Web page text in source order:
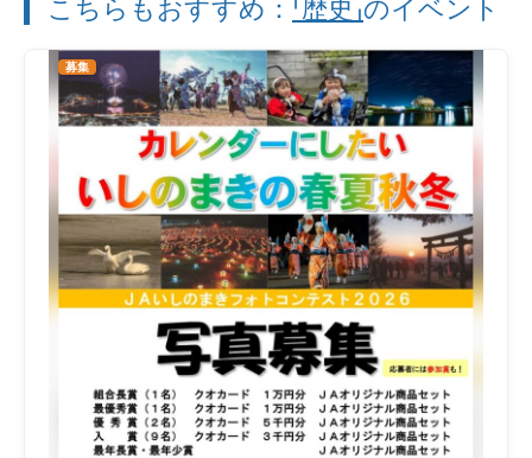
こちらもおすすめ： 「歴史」のイベント
募集